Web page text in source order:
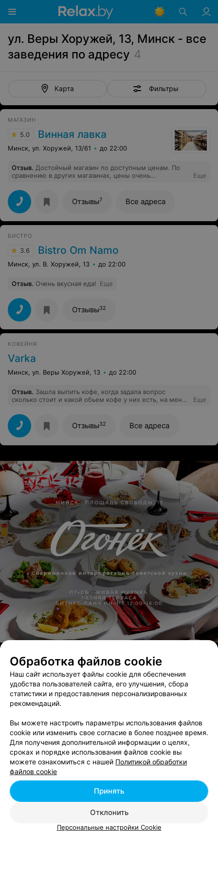
ул. Веры Хоружей, 13, Минск - все
заведения по адресу 4
Карта Фильтры
МАГАЗИН
5.0 Винная лавка
Минск, ул. Хоружей, 13/61 до 22:00
Отзыв. Достойный магазин по доступным ценам. По
сравнению в других магазинах, цены очень
работающие там, всегда помогут с выбором. С плохим
настроением точно не уйдёте
Еще
Отзывы7 Все адреса
БИСТРО
3.6 Bistro Om Namo
Минск, ул. В. Хоружей, 13 до 22:00
Отзыв. Очень вкусная еда! Еще
Отзывы32
КОФЕЙНЯ
Varka
Минск, ул. Веры Хоружей, 13 до 22:00
Отзыв. Зашла выпить кофе, когда задала вопрос
сколько стоит и какой обьем кофе у них есть, на меня
посмеялись, кофе оказался не очень обслуживание
Еще
Отзывы32 Все адреса
DJ-ШКОЛА
LP-SCHOOL
Минск, ул. Веры Хоружей, 13
Добавить компанию
Добавить специалиста
Обработка файлов cookie
Наш сайт использует файлы cookie для обеспечения
удобства пользователей сайта, его улучшения, сбора
статистики и предоставления персонализированных
рекомендаций.
Вы можете настроить параметры использования файлов
cookie или изменить свое согласие в более позднее время.
Для получения дополнительной информации о целях,
сроках и порядке использования файлов cookie вы
можете ознакомиться с нашей Политикой обработки
файлов cookie
Отклонить
Принять
Персональные настройки Cookie